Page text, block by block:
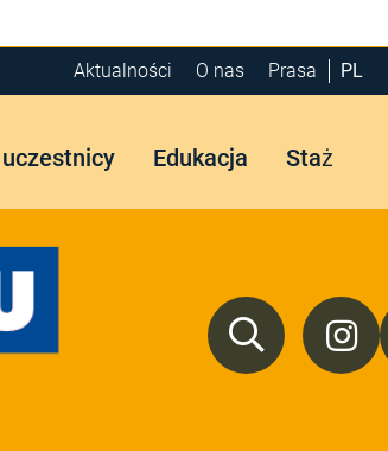
Aktualności O nas Prasa PL
Edukacja Staż